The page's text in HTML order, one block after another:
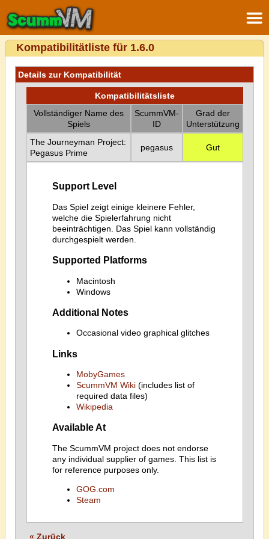
Kompatibilitätliste für 1.6.0
Details zur Kompatibilität
Kompatibilitätsliste
Vollständiger Name des
Spiels
ScummVM-
ID
Grad der
Unterstützung
The Journeyman Project:
Pegasus Prime
pegasus Gut
Support Level
Das Spiel zeigt einige kleinere Fehler,
welche die Spielerfahrung nicht
beeinträchtigen. Das Spiel kann vollständig
durchgespielt werden.
Supported Platforms
Macintosh
Windows
Additional Notes
Occasional video graphical glitches
Links
MobyGames
ScummVM Wiki(includes list of
required data files)
Wikipedia
Available At
The ScummVM project does not endorse
any individual supplier of games. This list is
for reference purposes only.
GOG.com
Steam
« Zurück